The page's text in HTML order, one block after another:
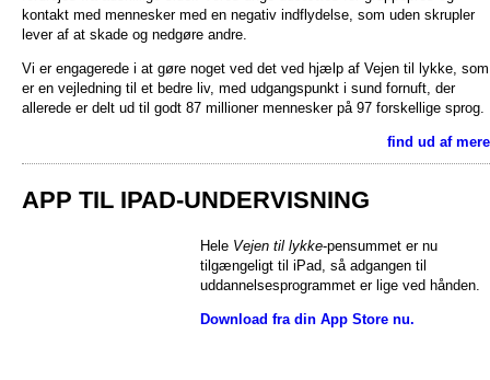
kontakt med mennesker med en negativ indflydelse, som uden skrupler
lever af at skade og nedgøre andre.
Vi er engagerede i at gøre noget ved det ved hjælp af Vejen til lykke, som
er en vejledning til et bedre liv, med udgangspunkt i sund fornuft, der
allerede er delt ud til godt 87 millioner mennesker på 97 forskellige sprog.
find ud af
APP TIL IPAD-UNDERVISNING
Hele Vejen til lykke-pensummet er nu
tilgængeligt til iPad, så adgangen til
uddannelsesprogrammet er lige ved hånden.
Download fra din App Store nu.